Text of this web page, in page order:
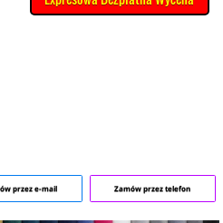
przez e-mail Zamów przez telefon